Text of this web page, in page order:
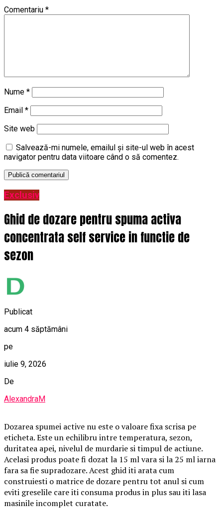
Comentariu *
Nume *
Email *
Site web
Salvează-mi numele, emailul și site-ul web în acest
navigator pentru data viitoare când o să comentez.
Exclusiv
Ghid de dozare pentru spuma activa
concentrata self service in functie de
sezon
Publicat
acum 4 săptămâni
pe
iulie 9, 2026
De
AlexandraM
Dozarea spumei active nu este o valoare fixa scrisa pe
eticheta. Este un echilibru intre temperatura, sezon,
duritatea apei, nivelul de murdarie si timpul de actiune.
Acelasi produs poate fi dozat la 15 ml vara si la 25 ml iarna
fara sa fie supradozare. Acest ghid iti arata cum
construiesti o matrice de dozare pentru tot anul si cum
eviti greselile care iti consuma produs in plus sau iti lasa
masinile incomplet curatate.